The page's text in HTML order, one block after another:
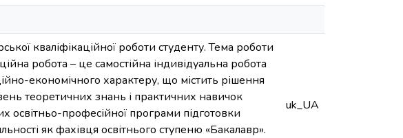
кваліфікаційної роботи студенту. Тема роботи
робота – це самостійна індивідуальна робота
економічного характеру, що містить рішення
теоретичних знань і практичних навичок
освітньо-професійної програми підготовки
як фахівця освітнього ступеню «Бакалавр».
uk_UA